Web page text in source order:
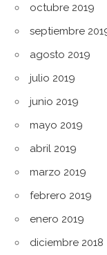
octubre 2019
septiembre
agosto 2019
julio 2019
junio 2019
mayo 2019
abril 2019
marzo 2019
febrero 2019
enero 2019
diciembre 2018